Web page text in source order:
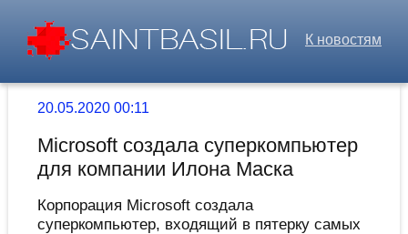
К новостям
20.05.2020 00:11
Microsoft создала суперкомпьютер
для компании Илона Маска
Корпорация Microsoft создала
суперкомпьютер, входящий в пятерку самых